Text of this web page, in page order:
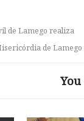
de Lamego realiza
de Lamego